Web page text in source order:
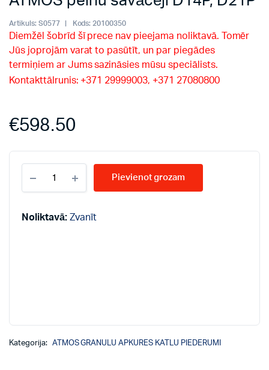
Artikuls: S0577 Kods: 20100350
Diemžēl šobrīd šī prece nav pieejama noliktavā. Tomēr
Jūs joprojām varat to pasūtīt, un par piegādes
termiņiem ar Jums sazināsies mūsu speciālists.
Kontakttālrunis: +371 29999003, +371 27080800
€598.50
pelnu
savācēji
D21P
Pievienot grozam
Noliktavā: Zvanīt
Kategorija: ATMOS GRANULU APKURES KATLU PIEDERUMI